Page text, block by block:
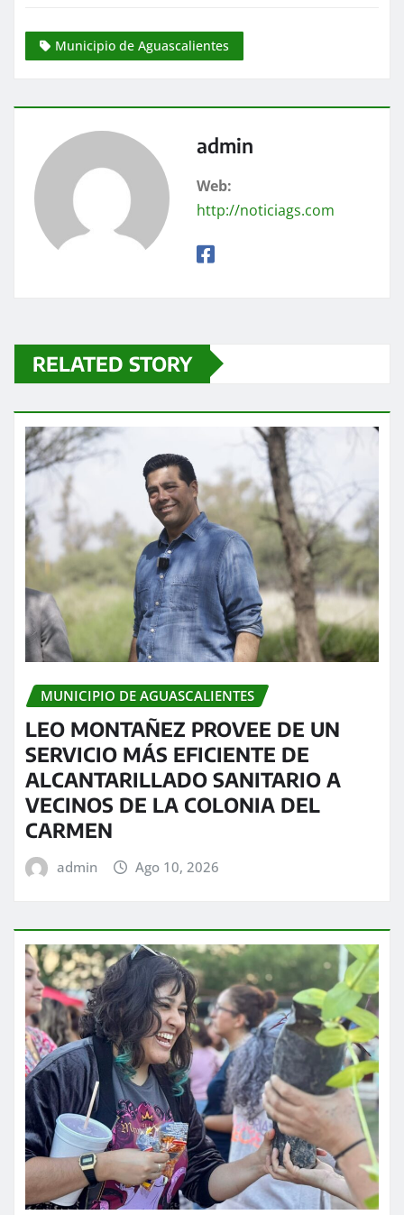
Municipio de Aguascalientes
admin
Web:
http://noticiags.com
RELATED STORY
MUNICIPIO DE AGUASCALIENTES
LEO MONTAÑEZ PROVEE DE UN
SERVICIO MÁS EFICIENTE DE
ALCANTARILLADO SANITARIO A
VECINOS DE LA COLONIA DEL
CARMEN
admin Ago 10, 2026